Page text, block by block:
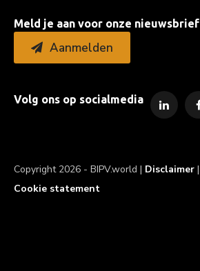
Meld je aan voor onze nieuwsbrief
Aanmelden
Volg ons op socialmedia
Copyright 2026 - BIPV.world | Disclaimer |
Cookie statement